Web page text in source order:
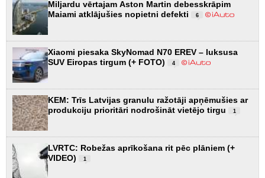
Miljardu vērtajam Aston Martin debesskrāpim
Maiami atklājušies nopietni defekti
6
Xiaomi piesaka SkyNomad N70 EREV – luksusa
SUV Eiropas tirgum (+ FOTO)
4
KEM: Trīs Latvijas granulu ražotāji apņēmušies ar
produkciju prioritāri nodrošināt vietējo tirgu
1
LVRTC: Robežas aprīkošana rit pēc plāniem (+
VIDEO)
1